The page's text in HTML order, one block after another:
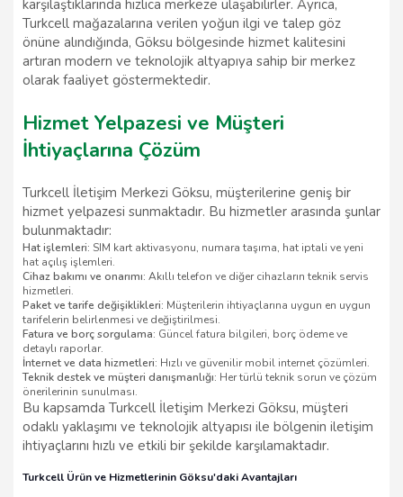
karşılaştıklarında hızlıca merkeze ulaşabilirler. Ayrıca,
Turkcell mağazalarına verilen yoğun ilgi ve talep göz
önüne alındığında, Göksu bölgesinde hizmet kalitesini
artıran modern ve teknolojik altyapıya sahip bir merkez
olarak faaliyet göstermektedir.
Hizmet Yelpazesi ve Müşteri
İhtiyaçlarına Çözüm
Turkcell İletişim Merkezi Göksu, müşterilerine geniş bir
hizmet yelpazesi sunmaktadır. Bu hizmetler arasında şunlar
bulunmaktadır:
Hat işlemleri: SIM kart aktivasyonu, numara taşıma, hat iptali ve yeni
hat açılış işlemleri.
Cihaz bakımı ve onarımı: Akıllı telefon ve diğer cihazların teknik servis
hizmetleri.
Paket ve tarife değişiklikleri: Müşterilerin ihtiyaçlarına uygun en uygun
tarifelerin belirlenmesi ve değiştirilmesi.
Fatura ve borç sorgulama: Güncel fatura bilgileri, borç ödeme ve
detaylı raporlar.
İnternet ve data hizmetleri: Hızlı ve güvenilir mobil internet çözümleri.
Teknik destek ve müşteri danışmanlığı: Her türlü teknik sorun ve çözüm
önerilerinin sunulması.
Bu kapsamda Turkcell İletişim Merkezi Göksu, müşteri
odaklı yaklaşımı ve teknolojik altyapısı ile bölgenin iletişim
ihtiyaçlarını hızlı ve etkili bir şekilde karşılamaktadır.
Turkcell Ürün ve Hizmetlerinin Göksu'daki Avantajları